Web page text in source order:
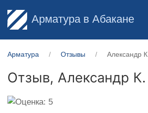
Арматура в Абакане
Арматура Отзывы Александр К.
Отзыв, Александр К.